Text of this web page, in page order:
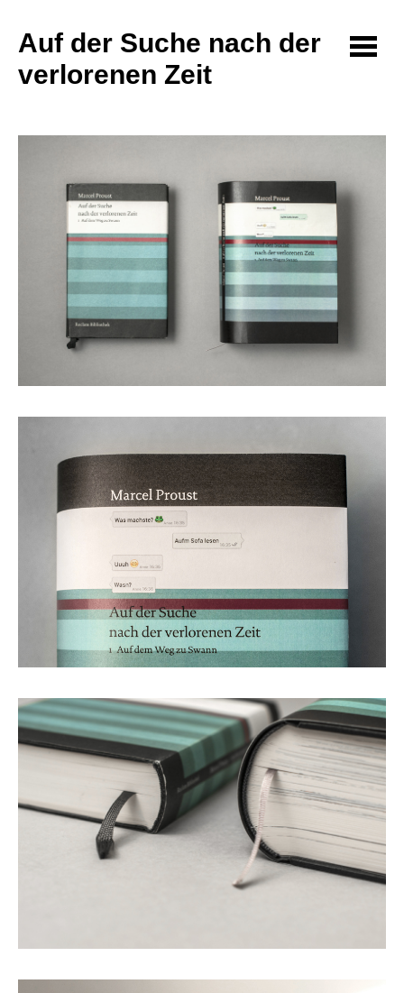
Auf der Suche nach der
verlorenen Zeit